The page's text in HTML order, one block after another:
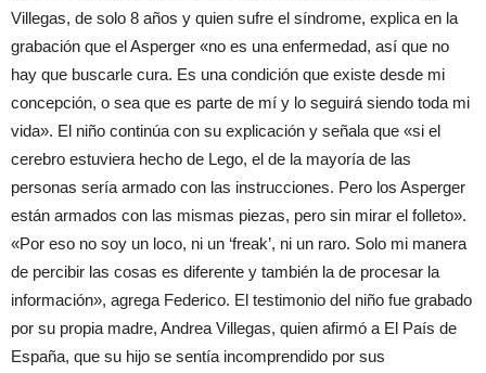
Villegas, de solo 8 años y quien sufre el síndrome, explica en la
grabación que el Asperger «no es una enfermedad, así que no
hay que buscarle cura. Es una condición que existe desde mi
concepción, o sea que es parte de mí y lo seguirá siendo toda mi
vida». El niño continúa con su explicación y señala que «si el
cerebro estuviera hecho de Lego, el de la mayoría de las
personas sería armado con las instrucciones. Pero los Asperger
están armados con las mismas piezas, pero sin mirar el folleto».
«Por eso no soy un loco, ni un ‘freak’, ni un raro. Solo mi manera
de percibir las cosas es diferente y también la de procesar la
información», agrega Federico. El testimonio del niño fue grabado
por su propia madre, Andrea Villegas, quien afirmó a El País de
España, que su hijo se sentía incomprendido por sus